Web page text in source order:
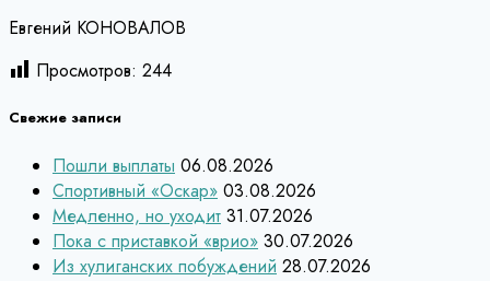
Евгений КОНОВАЛОВ
Просмотров: 244
Свежие записи
Пошли выплаты 06.08.2026
Спортивный «Оскар» 03.08.2026
Медленно, но уходит 31.07.2026
Пока с приставкой «врио» 30.07.2026
Из хулиганских побуждений 28.07.2026